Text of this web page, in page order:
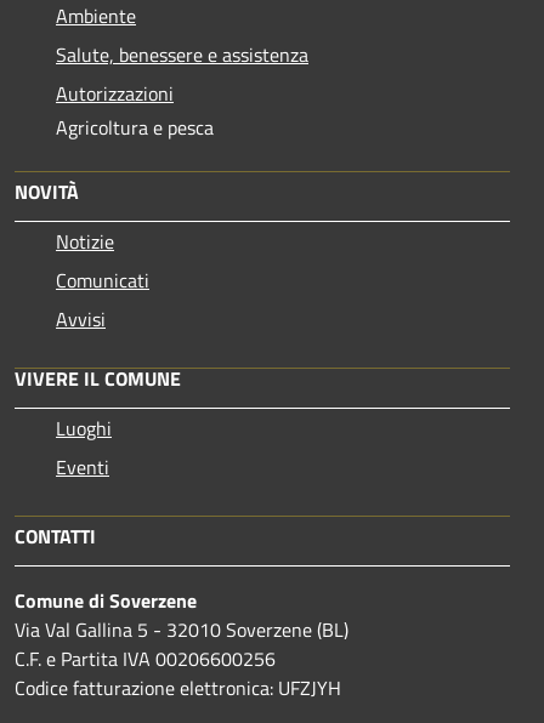
Ambiente
Salute, benessere e assistenza
Autorizzazioni
Agricoltura e pesca
NOVITÀ
Notizie
Comunicati
Avvisi
VIVERE IL COMUNE
Luoghi
Eventi
CONTATTI
Comune di Soverzene
Via Val Gallina 5 - 32010 Soverzene (BL)
C.F. e Partita IVA 00206600256
Codice fatturazione elettronica: UFZJYH